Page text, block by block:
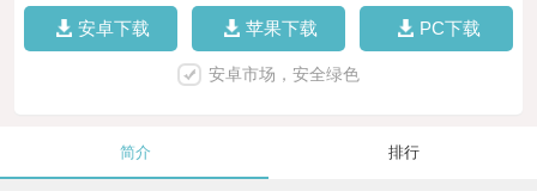
安卓下载 苹果下载 PC下载
安卓市场，安全绿色
简介 排行